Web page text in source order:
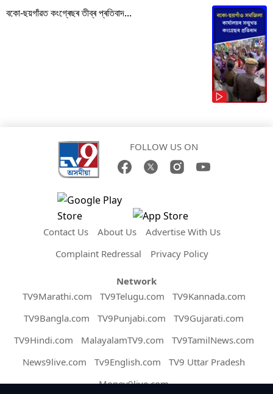
বকো-ছয়গাঁৱত কংগ্ৰেছৰ তীব্ৰ প্ৰতিবাদ...
FOLLOW US ON
Contact Us About Us
Advertise With Us
Complaint Redressal
Privacy Policy
Network
TV9Marathi.com
TV9Telugu.com
TV9Kannada.com
TV9Bangla.com
TV9Punjabi.com
TV9Gujarati.com
TV9Hindi.com
MalayalamTV9.com
TV9TamilNews.com
News9live.com
Tv9English.com
TV9 Uttar Pradesh
Money9live.com